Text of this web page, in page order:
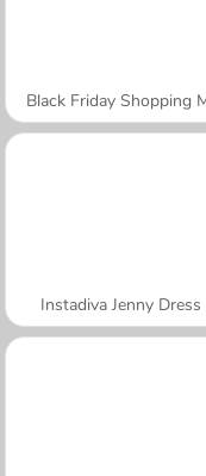
Black Friday Shopping
Instadiva Jenny Dress